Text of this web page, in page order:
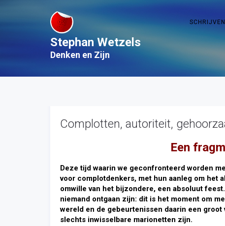
SCHRIJVEN
Stephan Wetzels
Denken en Zijn
Complotten, autoriteit,
Een
Deze tijd waarin we geconfronteerd worden
voor complotdenkers, met hun aanleg om het
omwille van het bijzondere, een absoluut
niemand ontgaan zijn: dit is het moment om
wereld en de gebeurtenissen daarin een
slechts inwisselbare marionetten zijn.